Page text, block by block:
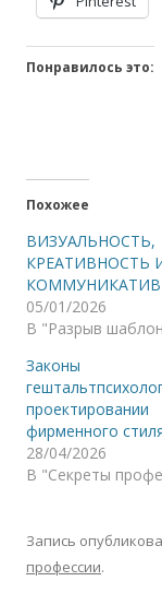
Понравилось это:
Похожее
ВИЗУАЛЬНОСТЬ,
КРЕАТИВНОСТЬ
05/01/2026
В "Разрыв
Законы
проектировании
фирменного
28/04/2026
В "Секреты
Запись
профессии.